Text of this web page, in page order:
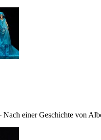
einer Geschichte von